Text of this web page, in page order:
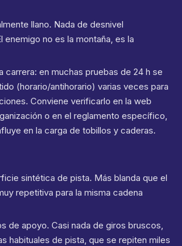
llano. Nada de desnivel
enemigo no es la montaña, es la
carrera: en muchas pruebas de 24 h se
(horario/antihorario) varias veces para
Conviene verificarlo en la web
o en el reglamento específico,
en la carga de tobillos y caderas.
sintética de pista. Más blanda que el
repetitiva para la misma cadena
de apoyo. Casi nada de giros bruscos,
habituales de pista, que se repiten miles